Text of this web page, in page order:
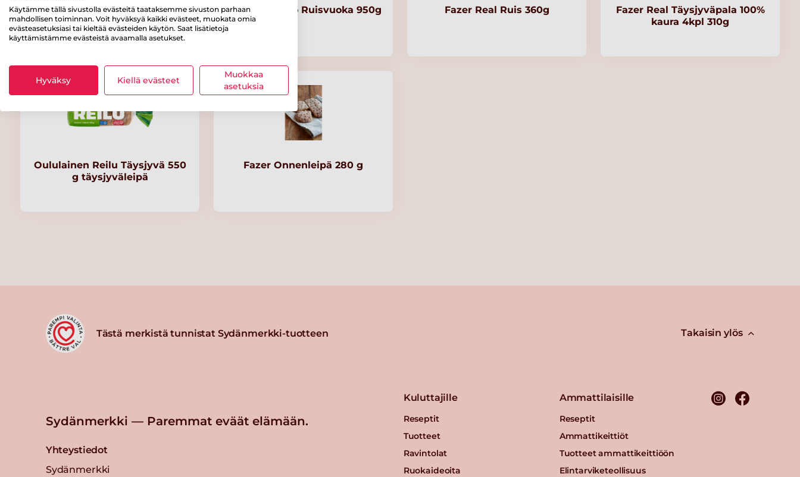
Oululainen Jälkiuuni Aito Ruis
4kpl 240g
Oululainen Iso Ruisvuoka 950g Fazer Real Ruis 360g
Fazer Real Täysjyväpala 100%
kaura 4kpl 310g
Oululainen Reilu Täysjyvä 550
g täysjyväleipä
Fazer Onnenleipä 280 g
Tästä merkistä tunnistat Sydänmerkki-tuotteen Takaisin ylös
Sydänmerkki — Paremmat eväät elämään.
Yhteystiedot
Sydänmerkki
Kuluttajille
Reseptit
Tuotteet
Ravintolat
Ruokaideoita
Ammattilaisille
Reseptit
Ammattikeittiöt
Tuotteet ammattikeittiöön
Elintarviketeollisuus
Käytämme tällä sivustolla evästeitä taataksemme sivuston parhaan
mahdollisen toiminnan. Voit hyväksyä kaikki evästeet, muokata omia
evästeasetuksiasi tai kieltää evästeiden käytön. Saat lisätietoja
käyttämistämme evästeistä avaamalla asetukset.
Hyväksy Kiellä evästeet
Muokkaa
asetuksia